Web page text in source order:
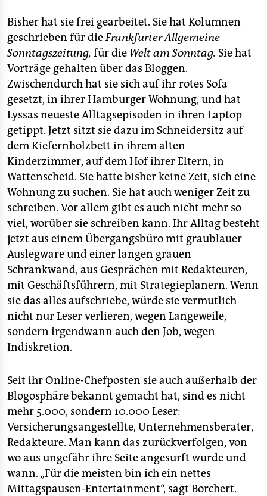
Bisher hat sie frei gearbeitet. Sie hat Kolumnen
geschrieben für dieFrankfurter Allgemeine
Sonntagszeitung, für die Welt am Sonntag. Sie hat
Vorträge gehalten über das Bloggen.
Zwischendurch hat sie sich auf ihr rotes Sofa
gesetzt, in ihrer Hamburger Wohnung, und hat
Lyssas neueste Alltagsepisoden in ihren Laptop
getippt. Jetzt sitzt sie dazu im Schneidersitz auf
dem Kiefernholzbett in ihrem alten
Kinderzimmer, auf dem Hof ihrer Eltern, in
Wattenscheid. Sie hatte bisher keine Zeit, sich eine
Wohnung zu suchen. Sie hat auch weniger Zeit zu
schreiben. Vor allem gibt es auch nicht mehr so
viel, worüber sie schreiben kann. Ihr Alltag besteht
jetzt aus einem Übergangsbüro mit graublauer
Auslegware und einer langen grauen
Schrankwand, aus Gesprächen mit Redakteuren,
mit Geschäftsführern, mit Strategieplanern. Wenn
sie das alles aufschriebe, würde sie vermutlich
nicht nur Leser verlieren, wegen Langeweile,
sondern irgendwann auch den Job, wegen
Indiskretion.
Seit ihr Online-Chefposten sie auch außerhalb der
Blogosphäre bekannt gemacht hat, sind es nicht
mehr 5.000, sondern 10.000 Leser:
Versicherungsangestellte, Unternehmensberater,
Redakteure. Man kann das zurückverfolgen, von
wo aus ungefähr ihre Seite angesurft wurde und
wann. „Für die meisten bin ich ein nettes
Mittagspausen-Entertainment“, sagt Borchert.